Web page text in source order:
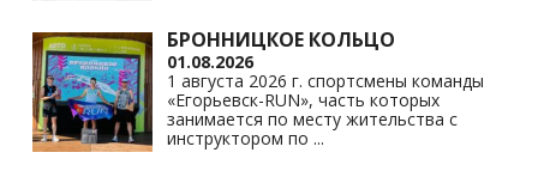
БРОННИЦКОЕ КОЛЬЦО
01.08.2026
1 августа 2026 г. спортсмены команды
«Егорьевск-RUN», часть которых
занимается по месту жительства с
инструктором по ...